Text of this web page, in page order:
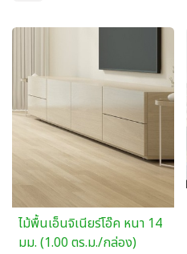
ไม้พื้นเอ็นจิเนียร์โอ๊ค หนา 14
มม. (1.00 ตร.ม./กล่อง)